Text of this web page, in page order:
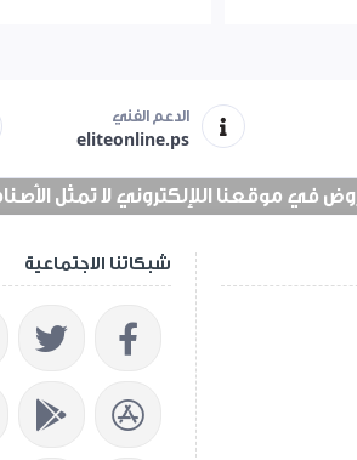
الدعم الفني
eliteonline.ps
في موقعنا اللإلكتروني لا تمثل الأصناف في
شبكاتنا الاجتماعية